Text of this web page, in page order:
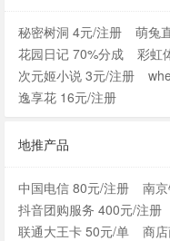
秘密树洞 4元/注册 萌兔
花园日记 70%分成
彩虹
次元姬小说 3元/注册
逸享花 16元/注册
地推产品
中国电信 80元/注册
南
抖音团购服务 400元/注册
联通大王卡 50元/单
商